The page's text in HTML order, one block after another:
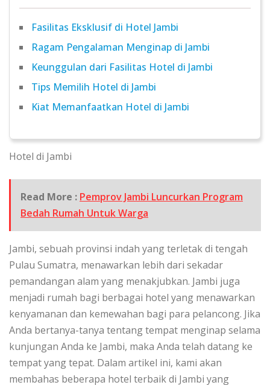
Fasilitas Eksklusif di Hotel Jambi
Ragam Pengalaman Menginap di Jambi
Keunggulan dari Fasilitas Hotel di Jambi
Tips Memilih Hotel di Jambi
Kiat Memanfaatkan Hotel di Jambi
Hotel di Jambi
Read More : Pemprov Jambi Luncurkan Program
Bedah Rumah Untuk Warga
Jambi, sebuah provinsi indah yang terletak di tengah
Pulau Sumatra, menawarkan lebih dari sekadar
pemandangan alam yang menakjubkan. Jambi juga
menjadi rumah bagi berbagai hotel yang menawarkan
kenyamanan dan kemewahan bagi para pelancong. Jika
Anda bertanya-tanya tentang tempat menginap selama
kunjungan Anda ke Jambi, maka Anda telah datang ke
tempat yang tepat. Dalam artikel ini, kami akan
membahas beberapa hotel terbaik di Jambi yang